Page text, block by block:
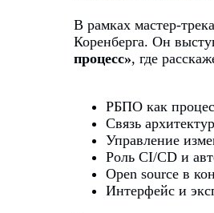
В рамках мастер-трека
Коренберга. Он
процесс», где
РБПО как
Связь
Управление
Роль CI/CD и
Open source в
Интерфейс и